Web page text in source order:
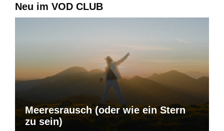
Neu im VOD CLUB
Meeresrausch (oder wie ein Stern
zu sein)